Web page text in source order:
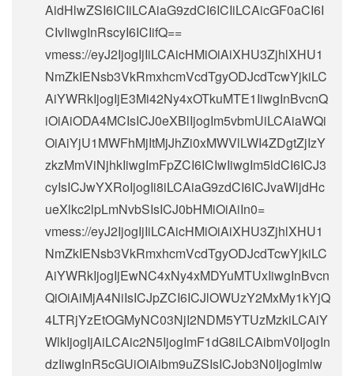
AidHlwZSI6ICIiLCAiaG9zdCI6ICIiLCAicGF0aCI6I
CIvIiwgInRscyI6ICIifQ==
vmess://eyJ2IjogIjIiLCAicHMiOiAiXHU3ZjhlXHU1
NmZkIENsb3VkRmxhcmVcdTgyODJcdTcwYjkiLC
AiYWRkIjogIjE3Mi42Ny4xOTkuMTE1IiwgInBvcnQ
iOiAiODA4MCIsICJ0eXBlIjogIm5vbmUiLCAiaWQi
OiAiYjU1MWFhMjItMjJhZi0xMWVlLWI4ZDgtZjIzY
zkzMmViNjhkIiwgImFpZCI6ICIwIiwgIm5ldCI6ICJ3
cyIsICJwYXRoIjogIi8iLCAiaG9zdCI6ICJvaWljdHc
ueXlkc2lpLmNvbSIsICJ0bHMiOiAiIn0=
vmess://eyJ2IjogIjIiLCAicHMiOiAiXHU3ZjhlXHU1
NmZkIENsb3VkRmxhcmVcdTgyODJcdTcwYjkiLC
AiYWRkIjogIjEwNC4xNy4xMDYuMTUxIiwgInBvcn
QiOiAiMjA4NiIsICJpZCI6ICJlOWUzY2MxMy1kYjQ
4LTRjYzEtOGMyNC03NjI2NDM5YTUzMzkiLCAiY
WlkIjogIjAiLCAic2N5IjogImF1dG8iLCAibmV0IjogIn
dzIiwgInR5cGUiOiAibm9uZSIsICJob3N0IjogImlw